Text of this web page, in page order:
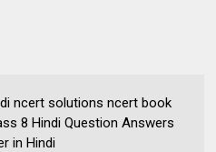
ncert solutions ncert book
8 Hindi Question Answers
in Hindi